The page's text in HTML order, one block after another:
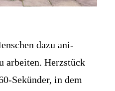
dazu ani­
arbeiten. Herz­stück
Sekünder, in dem